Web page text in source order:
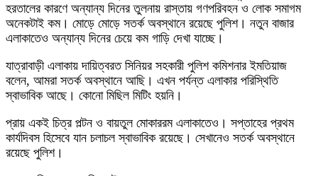
হরতালের কারণে অন্যান্য দিনের তুলনায় রাস্তায় গণপরিবহন ও লোক সমাগম
অনেকটাই কম। মোড়ে মোড়ে সতর্ক অবস্থানে রয়েছে পুলিশ। নতুন বাজার
এলাকাতেও অন্যান্য দিনের চেয়ে কম গাড়ি দেখা যাচ্ছে।
যাত্রাবাড়ী এলাকায় দায়িত্বরত সিনিয়র সহকারী পুলিশ কমিশনার ইমতিয়াজ
বলেন, আমরা সতর্ক অবস্থানে আছি। এখন পর্যন্ত এলাকার পরিস্থিতি
স্বাভাবিক আছে। কোনো মিছিল মিটিং হয়নি।
প্রায় একই চিত্র পল্টন ও বায়তুল মোকাররম এলাকাতেও। সপ্তাহের প্রথম
কার্যদিবস হিসেবে যান চলাচল স্বাভাবিক রয়েছে। সেখানেও সতর্ক অবস্থানে
রয়েছে পুলিশ।